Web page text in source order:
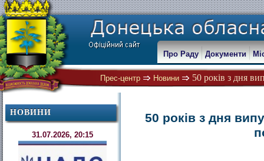
Прес-центр Новини 50 років з дня
Про Раду Документи
НОВИНИ
31.07.2026, 20:15
50 років з дня